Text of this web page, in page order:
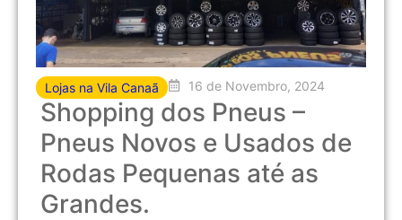
Lojas na Vila Canaã 16 de Novembro, 2024
Shopping dos Pneus –
Pneus Novos e Usados de
Rodas Pequenas até as
Grandes.